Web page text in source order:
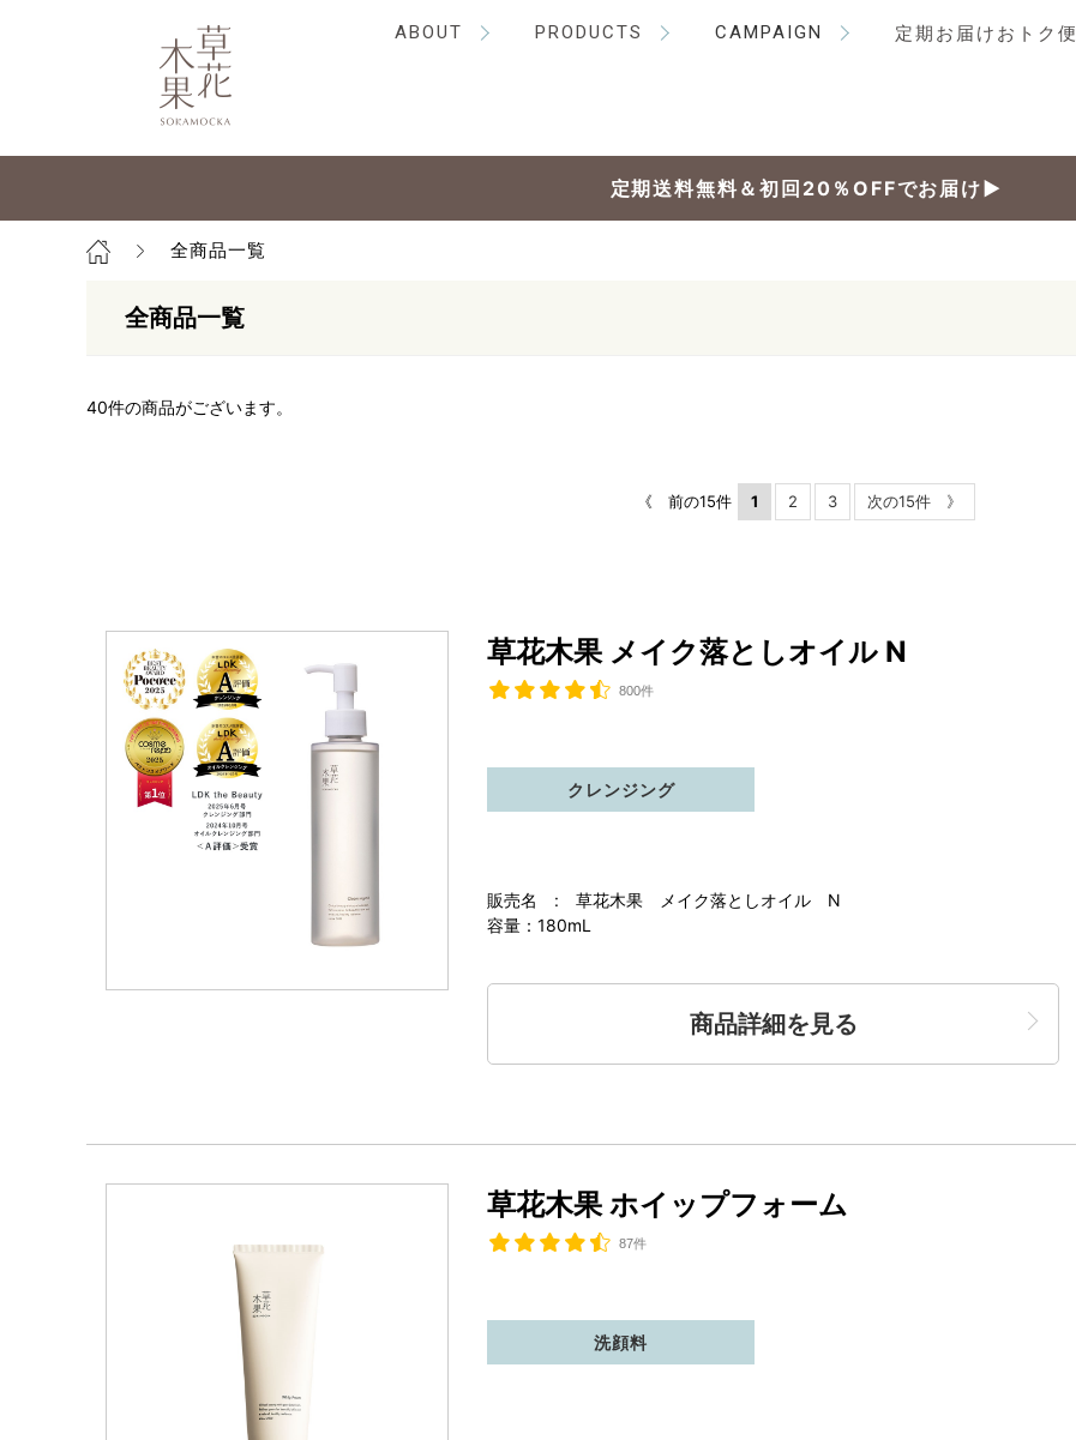
ABOUT PRODUCTS CAMPAIGN 定期お届けおトク便
定期送料無料＆初回20％OFFでお届け▶
全商品一覧
全商品一覧
40件の商品がございます。
《 前の15件 1 2 3 次の15件 》
草花木果 メイク落としオイル N
800件
販売名 : 草花木果 メイク落としオイル N
容量：180mL
クレンジング
商品詳細を見る
草花木果 ホイップフォーム
87件
洗顔料